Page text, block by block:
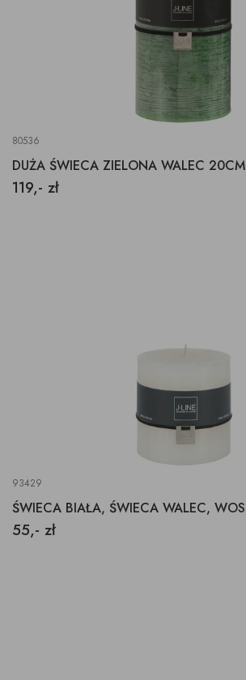
80536
DUŻA ŚWIECA ZIELONA WALEC 20CM
119,- zł
93429
55,- zł